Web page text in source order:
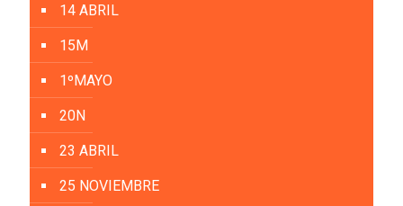
14 ABRIL
15M
1ºMAYO
20N
23 ABRIL
25 NOVIEMBRE